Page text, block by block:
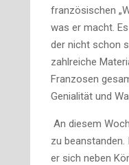
französischen
was er macht.
der nicht schon
zahl­reiche
Franzosen
Genialität und
An diesem
zu beanstanden.
er sich neben